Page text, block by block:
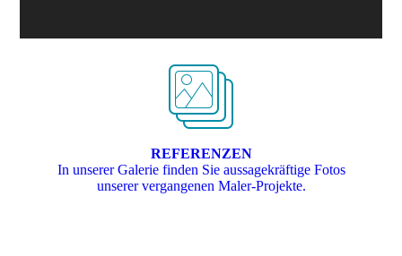
REFERENZEN
In unserer Galerie finden Sie aussagekräftige Fotos
unserer vergangenen Maler-Projekte.